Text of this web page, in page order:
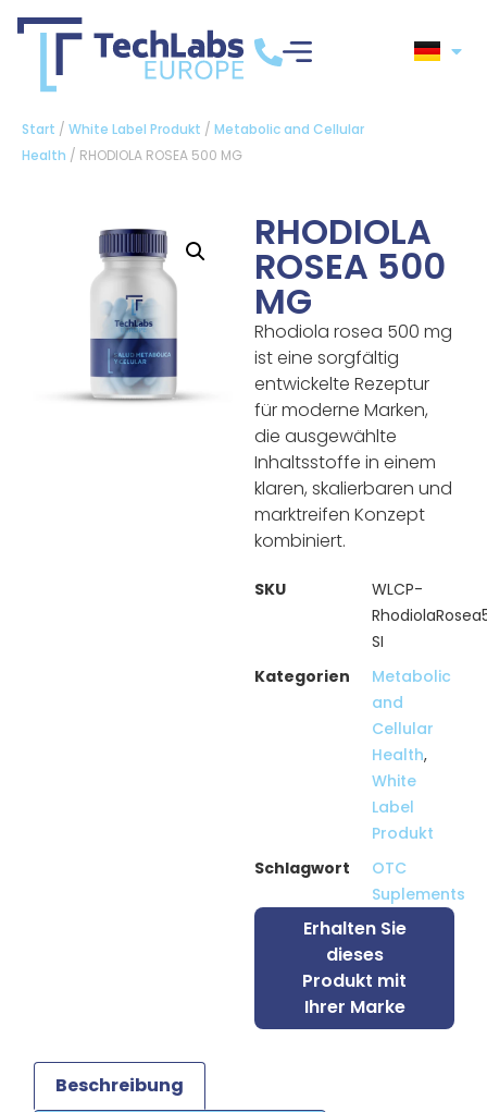
Start / White Label Produkt / Metabolic and Cellular
Health / RHODIOLA ROSEA 500 MG
RHODIOLA
ROSEA 500
MG
Rhodiola rosea 500 mg
ist eine sorgfältig
entwickelte Rezeptur
für moderne Marken,
die ausgewählte
Inhaltsstoffe in einem
klaren, skalierbaren und
marktreifen Konzept
kombiniert.
SKU
WLCP-
SI
Kategorien
Metabolic
and
Cellular
Health,
White
Label
Produkt
Schlagwort
OTC
Suplements
Erhalten Sie
dieses
Produkt mit
Ihrer Marke
Beschreibung